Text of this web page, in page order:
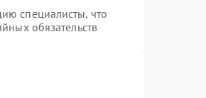
специалисты, что
обязательств